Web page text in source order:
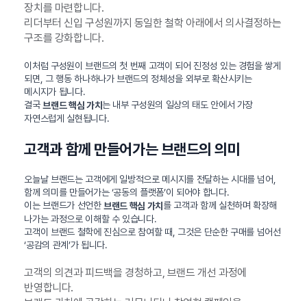
장치를 마련합니다.
리더부터 신입 구성원까지 동일한 철학 아래에서 의사결정하는
구조를 강화합니다.
이처럼 구성원이 브랜드의 첫 번째 고객이 되어 진정성 있는 경험을 쌓게
되면, 그 행동 하나하나가 브랜드의 정체성을 외부로 확산시키는
메시지가 됩니다.
결국 브랜드 핵심 가치는 내부 구성원의 일상의 태도 안에서 가장
자연스럽게 실현됩니다.
고객과 함께 만들어가는 브랜드의 의미
오늘날 브랜드는 고객에게 일방적으로 메시지를 전달하는 시대를 넘어,
함께 의미를 만들어가는 ‘공동의 플랫폼’이 되어야 합니다.
이는 브랜드가 선언한브랜드 핵심 가치를 고객과 함께 실천하며 확장해
나가는 과정으로 이해할 수 있습니다.
고객이 브랜드 철학에 진심으로 참여할 때, 그것은 단순한 구매를 넘어선
‘공감의 관계’가 됩니다.
고객의 의견과 피드백을 경청하고, 브랜드 개선 과정에
반영합니다.